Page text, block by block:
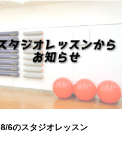
8/4のスタジオレッスン